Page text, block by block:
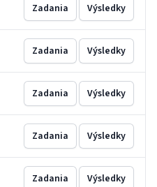
Zadania Výsledky
Zadania Výsledky
Zadania Výsledky
Zadania Výsledky
Zadania Výsledky